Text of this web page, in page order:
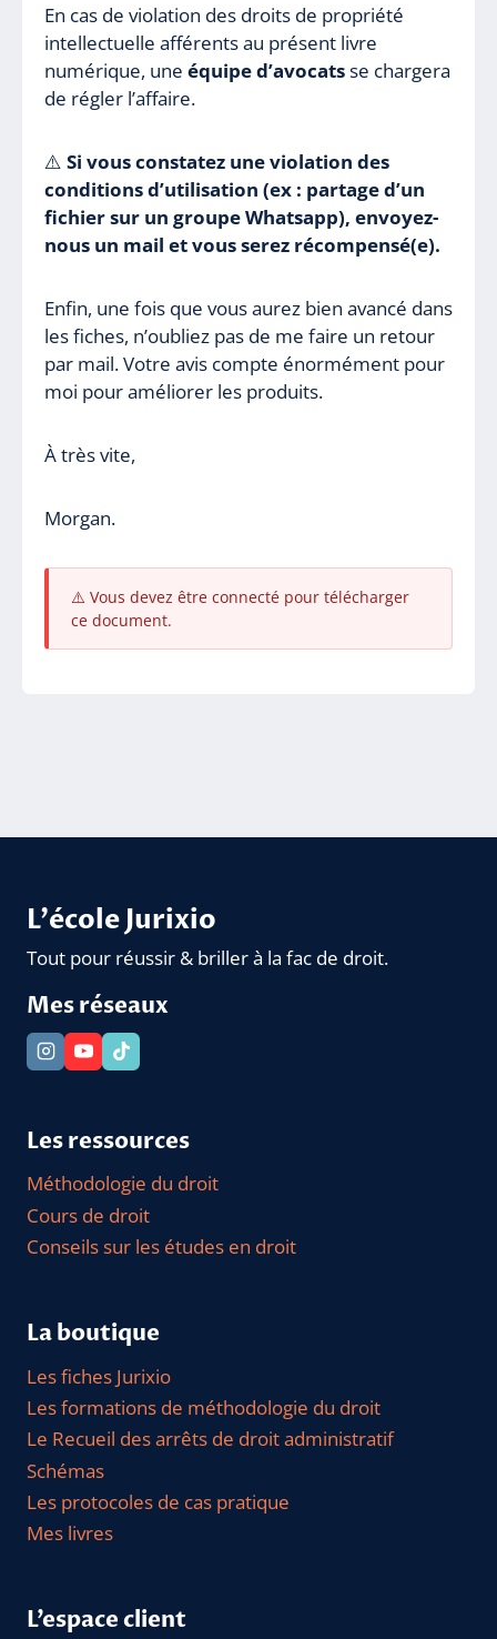
En cas de violation des droits de propriété
intellectuelle afférents au présent livre
numérique, une équipe d’avocatsse chargera
de régler l’affaire.
⚠️ Si vous constatez une violation des
conditions d’utilisation (ex : partage d’un
fichier sur un groupe Whatsapp), envoyez-
nous un mail et vous serez récompensé(e).
Enfin, une fois que vous aurez bien avancé dans
les fiches, n’oubliez pas de me faire un retour
par mail. Votre avis compte énormément pour
moi pour améliorer les produits.
À très vite,
Morgan.
⚠️ Vous devez être connecté pour télécharger
ce document.
L'école Jurixio
Tout pour réussir & briller à la fac de droit.
Mes réseaux
Les ressources
Méthodologie du droit
Cours de droit
Conseils sur les études en droit
La boutique
Les fiches Jurixio
Les formations de méthodologie du droit
Le Recueil des arrêts de droit administratif
Schémas
Les protocoles de cas pratique
Mes livres
L’espace client